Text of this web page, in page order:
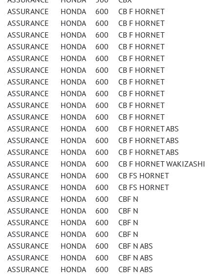
ASSURANCE HONDA 600 CB F HORNET
ASSURANCE HONDA 600 CB F HORNET
ASSURANCE HONDA 600 CB F HORNET
ASSURANCE HONDA 600 CB F HORNET
ASSURANCE HONDA 600 CB F HORNET
ASSURANCE HONDA 600 CB F HORNET
ASSURANCE HONDA 600 CB F HORNET
ASSURANCE HONDA 600 CB F HORNET
ASSURANCE HONDA 600 CB F HORNET
ASSURANCE HONDA 600 CB F HORNET
ASSURANCE HONDA 600 CB F HORNET ABS
ASSURANCE HONDA 600 CB F HORNET ABS
ASSURANCE HONDA 600 CB F HORNET ABS
ASSURANCE HONDA 600 CB F HORNET WAKIZASHI
ASSURANCE HONDA 600 CB FS HORNET
ASSURANCE HONDA 600 CB FS HORNET
ASSURANCE HONDA 600 CBF N
ASSURANCE HONDA 600 CBF N
ASSURANCE HONDA 600 CBF N
ASSURANCE HONDA 600 CBF N
ASSURANCE HONDA 600 CBF N ABS
ASSURANCE HONDA 600 CBF N ABS
ASSURANCE HONDA 600 CBF N ABS